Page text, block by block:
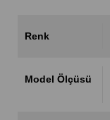
Renk
Model Ölçüsü